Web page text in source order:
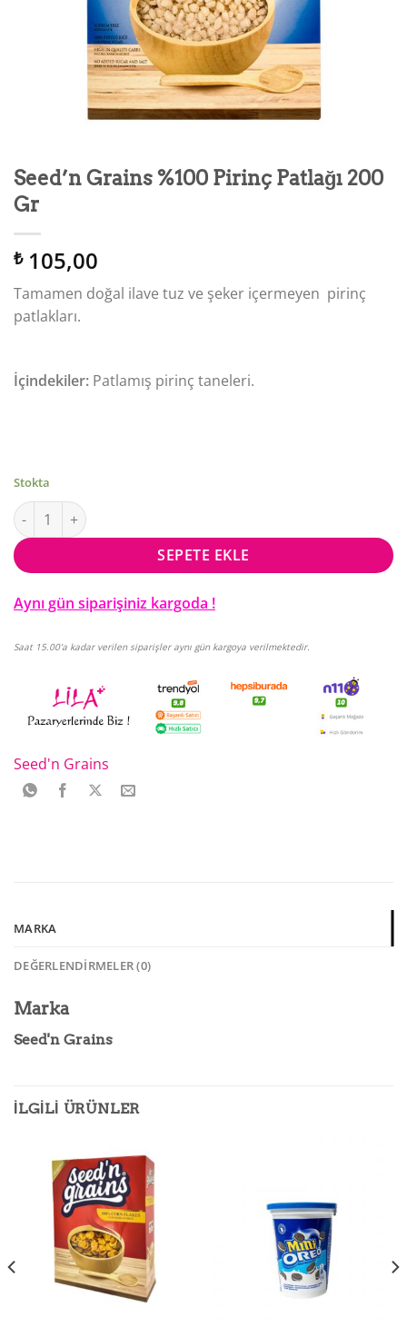
Seed’n Grains %100 Pirinç Patlağı 200
Gr
₺105,00
Tamamen doğal ilave tuz ve şeker içermeyen pirinç
patlakları.
İçindekiler: Patlamış pirinç taneleri.
Stokta
Seed'n Grains %100 Pirinç Patlağı 200 Gr adet
SEPETE EKLE
Aynı gün siparişiniz kargoda !
Saat 15.00'a kadar verilen siparişler aynı gün kargoya verilmektedir.
Seed'n Grains
MARKA
DEĞERLENDIRMELER (0)
Marka
Seed'n Grains
İLGILI ÜRÜNLER